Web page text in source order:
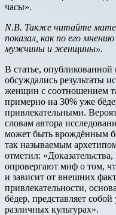
часы».
N.B. Также читайте
показал, как по его
мужчины и женщины».
В статье,
обсуждались результаты
женщин с соотношением
примерно на 30% уже
привлекательными.
словам автора
может быть врождённым
так называемым
отметил:
опровергают миф о том,
и зависит от внешних
привлекательности,
бёдер, представляет
различных культурах».